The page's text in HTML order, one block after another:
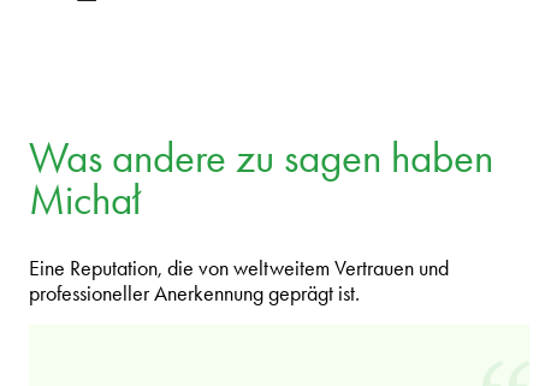
Was andere zu sagen haben
Michał
Eine Reputation, die von weltweitem Vertrauen und
professioneller Anerkennung geprägt ist.